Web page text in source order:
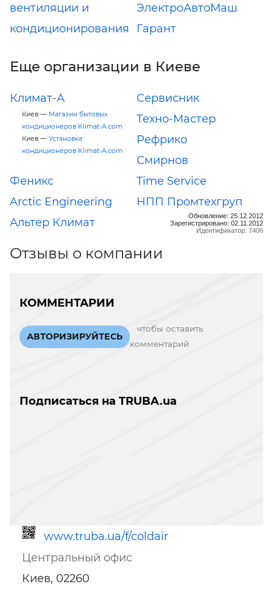
вентиляции и
кондиционирования
ЭлектроАвтоМаш
Гарант
Еще организации в Киеве
Климат-А
Киев — Магазин бытовых
кондиционеров Klimat-A.com
Киев — Установка
кондиционеров Klimat-A.com
Сервисник
Техно-Мастер
Рефрико
Смирнов
Феникс
Time Service
Arctic Engineering
НПП Промтехгруп
Альтер Климат
Обновление: 25.12.2012
Зарегистрировано: 02.11.2012
Идентификатор: 7406
Отзывы о компании
КОММЕНТАРИИ
АВТОРИЗИРУЙТЕСЬ
чтобы оставить
комментарий
Подписаться на TRUBA.ua
www.truba.ua/f/coldair
Центральный офис
Киев, 02260